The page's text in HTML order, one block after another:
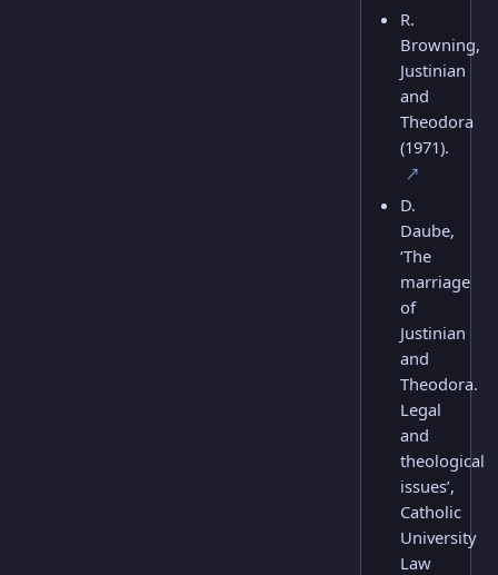
R.
Browning,
Justinian
and
Theodora
(1971).
↗
D.
Daube,
‘The
marriage
of
Justinian
and
Theodora.
Legal
and
theological
issues’,
Catholic
University
Law